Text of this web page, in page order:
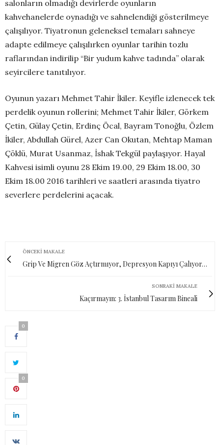
salonların olmadığı devirlerde oyunların
kahvehanelerde oynadığı ve sahnelendiği gösterilmeye
çalışılıyor. Tiyatronun geleneksel temaları sahneye
adapte edilmeye çalışılırken oyunlar tarihin tozlu
raflarından indirilip “Bir yudum kahve tadında” olarak
seyircilere tanıtılıyor.
Oyunun yazarı Mehmet Tahir İkiler. Keyifle izlenecek tek
perdelik oyunun rollerini; Mehmet Tahir İkiler, Görkem
Çetin, Gülay Çetin, Erdinç Öcal, Bayram Tonoğlu, Özlem
İkiler, Abdullah Gürel, Azer Can Okutan, Mehtap Maman
Çöklü, Murat Usanmaz, İshak Tekgül paylaşıyor. Hayal
Kahvesi isimli oyunu 28 Ekim 19.00, 29 Ekim 18.00, 30
Ekim 18.00 2016 tarihleri ve saatleri arasında tiyatro
severlere perdelerini açacak.
ÖNCEKI MAKALE
Grip Ve Migren Göz Açtırmıyor, Depresyon Kapıyı Çalıyor…
SONRAKI MAKALE
Kaçırmayın: 3. İstanbul Tasarım Bineali
0
0